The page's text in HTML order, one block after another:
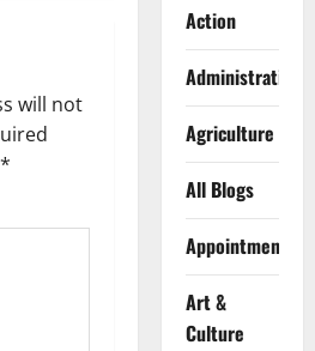
will not
*
Action
Administration
Agriculture
All Blogs
Appointments
Art &
Culture